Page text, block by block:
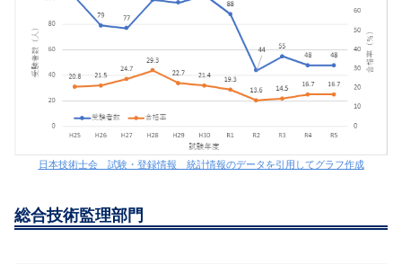
日本技術士会 試験・登録情報 統計情報のデータを引用してグラフ作成
総合技術監理部門